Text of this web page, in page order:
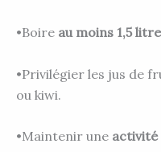
•Boire au moins 1,5
•Privilégier les jus de
ou kiwi.
•Maintenir une activité